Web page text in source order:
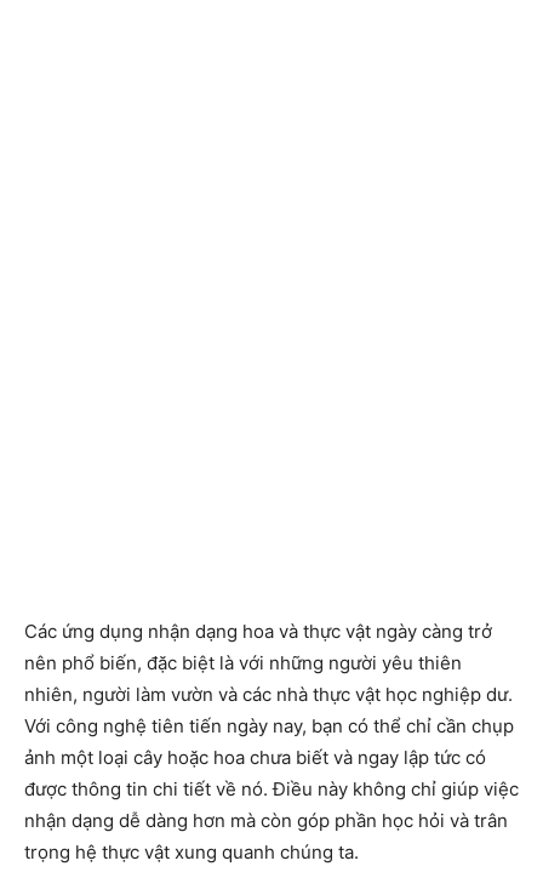
Các ứng dụng nhận dạng hoa và thực vật ngày càng trở
nên phổ biến, đặc biệt là với những người yêu thiên
nhiên, người làm vườn và các nhà thực vật học nghiệp dư.
Với công nghệ tiên tiến ngày nay, bạn có thể chỉ cần chụp
ảnh một loại cây hoặc hoa chưa biết và ngay lập tức có
được thông tin chi tiết về nó. Điều này không chỉ giúp việc
nhận dạng dễ dàng hơn mà còn góp phần học hỏi và trân
trọng hệ thực vật xung quanh chúng ta.